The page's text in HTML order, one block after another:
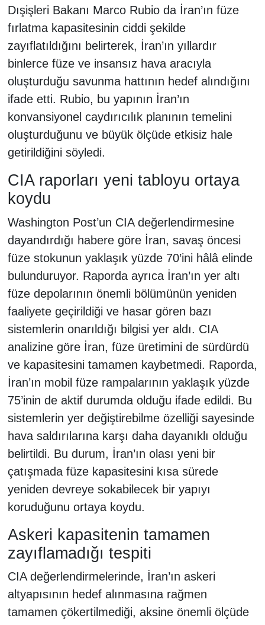
Dışişleri Bakanı Marco Rubio da İran’ın füze
fırlatma kapasitesinin ciddi şekilde
zayıflatıldığını belirterek, İran’ın yıllardır
binlerce füze ve insansız hava aracıyla
oluşturduğu savunma hattının hedef alındığını
ifade etti. Rubio, bu yapının İran’ın
konvansiyonel caydırıcılık planının temelini
oluşturduğunu ve büyük ölçüde etkisiz hale
getirildiğini söyledi.
CIA raporları yeni tabloyu ortaya
koydu
Washington Post’un CIA değerlendirmesine
dayandırdığı habere göre İran, savaş öncesi
füze stokunun yaklaşık yüzde 70’ini hâlâ elinde
bulunduruyor. Raporda ayrıca İran’ın yer altı
füze depolarının önemli bölümünün yeniden
faaliyete geçirildiği ve hasar gören bazı
sistemlerin onarıldığı bilgisi yer aldı. CIA
analizine göre İran, füze üretimini de sürdürdü
ve kapasitesini tamamen kaybetmedi. Raporda,
İran’ın mobil füze rampalarının yaklaşık yüzde
75’inin de aktif durumda olduğu ifade edildi. Bu
sistemlerin yer değiştirebilme özelliği sayesinde
hava saldırılarına karşı daha dayanıklı olduğu
belirtildi. Bu durum, İran’ın olası yeni bir
çatışmada füze kapasitesini kısa sürede
yeniden devreye sokabilecek bir yapıyı
koruduğunu ortaya koydu.
Askeri kapasitenin tamamen
zayıflamadığı tespiti
CIA değerlendirmelerinde, İran’ın askeri
altyapısının hedef alınmasına rağmen
tamamen çökertilmediği, aksine önemli ölçüde